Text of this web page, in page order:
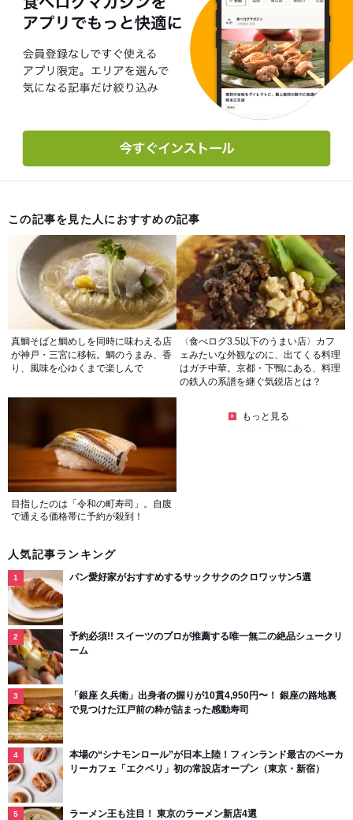
この記事を見た人におすすめの記事
真鯛そばと鯛めしを同時に味わえる店
が神戸・三宮に移転。鯛のうまみ、香
り、風味を心ゆくまで楽しんで
〈食べログ3.5以下のうまい店〉カフ
ェみたいな外観なのに、出てくる料理
はガチ中華。京都・下鴨にある、料理
の鉄人の系譜を継ぐ気鋭店とは？
目指したのは「令和の町寿司」。自腹
で通える価格帯に予約が殺到！
もっと見る
人気記事ランキング
パン愛好家がおすすめするサックサクのクロワッサン5選
予約必須!! スイーツのプロが推薦する唯一無二の絶品シュークリ
ーム
「銀座 久兵衛」出身者の握りが10貫4,950円〜！ 銀座の路地裏
で見つけた江戸前の粋が詰まった感動寿司
本場の“シナモンロール”が日本上陸！フィンランド最古のベーカ
リーカフェ「エクベリ」初の常設店オープン（東京・新宿）
ラーメン王も注目！ 東京のラーメン新店4選